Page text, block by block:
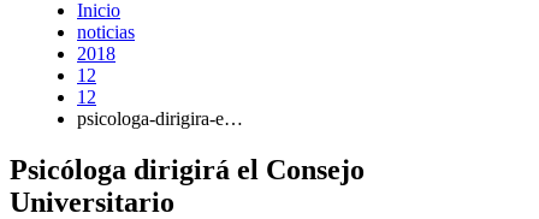
Inicio
noticias
2018
12
12
psicologa-dirigira-e…
Psicóloga dirigirá el Consejo
Universitario